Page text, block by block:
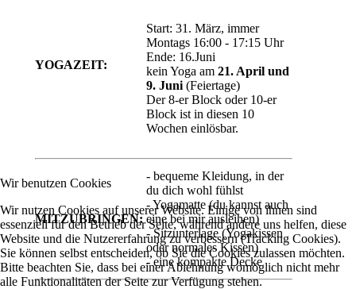
YOGAZEIT:
Start: 31. März, immer
Montags 16:00 - 17:15 Uhr
Ende: 16.Juni
kein Yoga am 21. April und
9. Juni(Feiertage)
Der 8-er Block oder 10-er
Block ist in diesen 10
Wochen einlösbar.
MITZUBRINGEN:
- bequeme Kleidung, in der
du dich wohl fühlst
- Yogamatte (du kannst auch
eine bei mir ausleihen)
- Sitzunterlage (Yogakissen
oder normales Kissen)
- eine kompakte Decke
Wir benutzen Cookies
Wir nutzen Cookies auf unserer Website. Einige von ihnen sind
essenziell für den Betrieb der Seite, während andere uns helfen, diese
Website und die Nutzererfahrung zu verbessern (Tracking Cookies).
Sie können selbst entscheiden, ob Sie die Cookies zulassen möchten.
Bitte beachten Sie, dass bei einer Ablehnung womöglich nicht mehr
alle Funktionalitäten der Seite zur Verfügung stehen.